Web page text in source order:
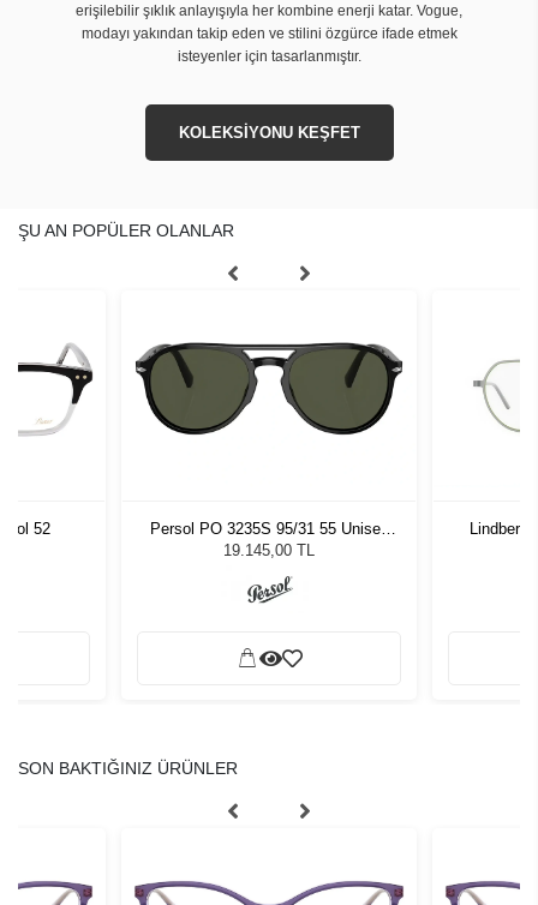
erişilebilir şıklık anlayışıyla her kombine enerji katar. Vogue,
modayı yakından takip eden ve stilini özgürce ifade etmek
isteyenler için tasarlanmıştır.
KOLEKSİYONU KEŞFET
ŞU AN POPÜLER OLANLAR
Col 52
Persol PO 3235S 95/31 55 Unisex
Güneş Gözlüğü
19.145,00 TL
Lindberg
SON BAKTIĞINIZ ÜRÜNLER